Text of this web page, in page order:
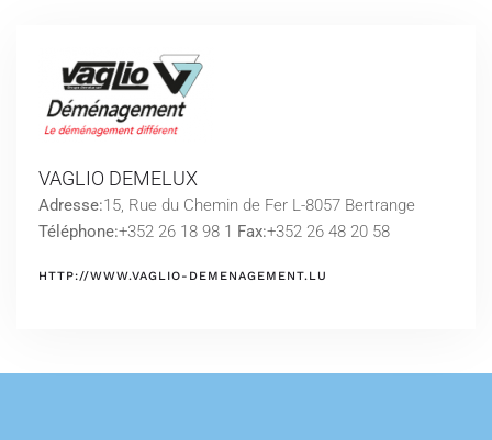
VAGLIO DEMELUX
Adresse:15, Rue du Chemin de Fer L-8057 Bertrange
Téléphone:+352 26 18 98 1 Fax:+352 26 48 20 58
HTTP://WWW.VAGLIO-DEMENAGEMENT.LU